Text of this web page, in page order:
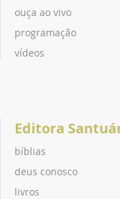
ouça ao vivo
programação
vídeos
Editora
bíblias
deus conosco
livros